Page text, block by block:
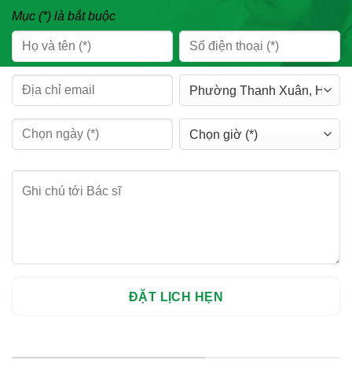
Mục (*) là bắt buộc